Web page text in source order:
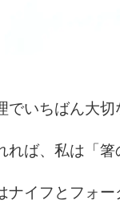
でいちばん大
れば、私は「箸
ナイフとフォ